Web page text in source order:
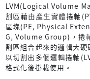
LVM(Logical Volume
割區藉由產生實體捲軸
區塊(PE, Physical
G, Volume Group)，捲
割區組合起來的邏輯大
以切割出多個邏輯捲軸
格式化後掛載使用。